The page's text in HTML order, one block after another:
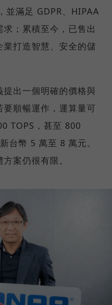
並滿足 GDPR、HIPAA
；累積至今，已售出
打造智慧、安全的儲
出一個明確的價格與
順暢運作，運算量可
TOPS，甚至 800
台幣 5 萬至 8 萬元。
案仍很有限。